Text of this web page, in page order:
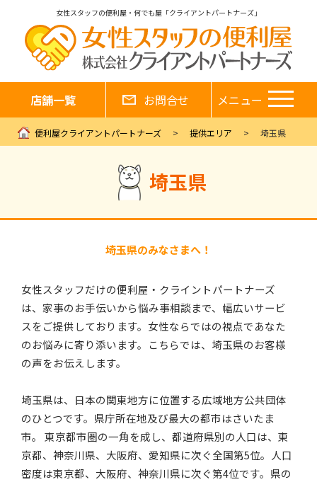
女性スタッフの便利屋・何でも屋「クライアントパートナーズ」
店舗一覧 お問合せ メニュー
便利屋クライアントパートナーズ 提供エリア 埼玉県
埼玉県
埼玉県のみなさまへ！
女性スタッフだけの便利屋・クライントパートナーズ
は、家事のお手伝いから悩み事相談まで、幅広いサービ
スをご提供しております。女性ならではの視点であなた
のお悩みに寄り添います。こちらでは、埼玉県のお客様
の声をお伝えします。
埼玉県は、日本の関東地方に位置する広域地方公共団体
のひとつです。県庁所在地及び最大の都市はさいたま
市。 東京都市圏の一角を成し、都道府県別の人口は、東
京都、神奈川県、大阪府、愛知県に次ぐ全国第5位。人口
密度は東京都、大阪府、神奈川県に次ぐ第4位です。県の